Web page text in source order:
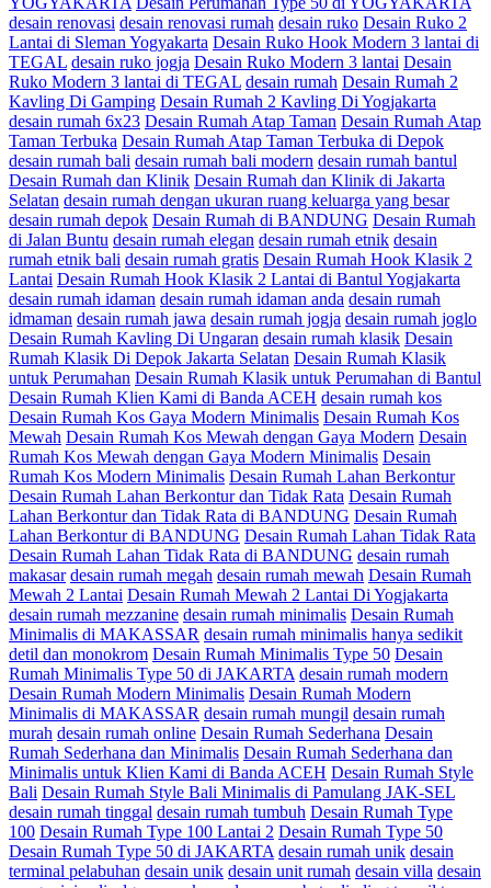
desain renovasi desain renovasi rumah desain ruko Desain Ruko 2
Lantai di Sleman Yogyakarta Desain Ruko Hook Modern 3 lantai di
TEGAL desain ruko jogja Desain Ruko Modern 3 lantai Desain
Ruko Modern 3 lantai di TEGAL desain rumah Desain Rumah 2
Kavling Di Gamping Desain Rumah 2 Kavling Di Yogjakarta
desain rumah 6x23 Desain Rumah Atap Taman Desain Rumah Atap
Taman Terbuka Desain Rumah Atap Taman Terbuka di Depok
desain rumah bali desain rumah bali modern desain rumah bantul
Desain Rumah dan Klinik Desain Rumah dan Klinik di Jakarta
Selatan desain rumah dengan ukuran ruang keluarga yang besar
desain rumah depok Desain Rumah di BANDUNG Desain Rumah
di Jalan Buntu desain rumah elegan desain rumah etnik desain
rumah etnik bali desain rumah gratis Desain Rumah Hook Klasik 2
Lantai Desain Rumah Hook Klasik 2 Lantai di Bantul Yogjakarta
desain rumah idaman desain rumah idaman anda desain rumah
idmaman desain rumah jawa desain rumah jogja desain rumah joglo
Desain Rumah Kavling Di Ungaran desain rumah klasik Desain
Rumah Klasik Di Depok Jakarta Selatan Desain Rumah Klasik
untuk Perumahan Desain Rumah Klasik untuk Perumahan di Bantul
Desain Rumah Klien Kami di Banda ACEH desain rumah kos
Desain Rumah Kos Gaya Modern Minimalis Desain Rumah Kos
Mewah Desain Rumah Kos Mewah dengan Gaya Modern Desain
Rumah Kos Mewah dengan Gaya Modern Minimalis Desain
Rumah Kos Modern Minimalis Desain Rumah Lahan Berkontur
Desain Rumah Lahan Berkontur dan Tidak Rata Desain Rumah
Lahan Berkontur dan Tidak Rata di BANDUNG Desain Rumah
Lahan Berkontur di BANDUNG Desain Rumah Lahan Tidak Rata
Desain Rumah Lahan Tidak Rata di BANDUNG desain rumah
makasar desain rumah megah desain rumah mewah Desain Rumah
Mewah 2 Lantai Desain Rumah Mewah 2 Lantai Di Yogjakarta
desain rumah mezzanine desain rumah minimalis Desain Rumah
Minimalis di MAKASSAR desain rumah minimalis hanya sedikit
detil dan monokrom Desain Rumah Minimalis Type 50 Desain
Rumah Minimalis Type 50 di JAKARTA desain rumah modern
Desain Rumah Modern Minimalis Desain Rumah Modern
Minimalis di MAKASSAR desain rumah mungil desain rumah
murah desain rumah online Desain Rumah Sederhana Desain
Rumah Sederhana dan Minimalis Desain Rumah Sederhana dan
Minimalis untuk Klien Kami di Banda ACEH Desain Rumah Style
Bali Desain Rumah Style Bali Minimalis di Pamulang JAK-SEL
desain rumah tinggal desain rumah tumbuh Desain Rumah Type
100 Desain Rumah Type 100 Lantai 2 Desain Rumah Type 50
Desain Rumah Type 50 di JAKARTA desain rumah unik desain
terminal pelabuhan desain unik desain unit rumah desain villa desain